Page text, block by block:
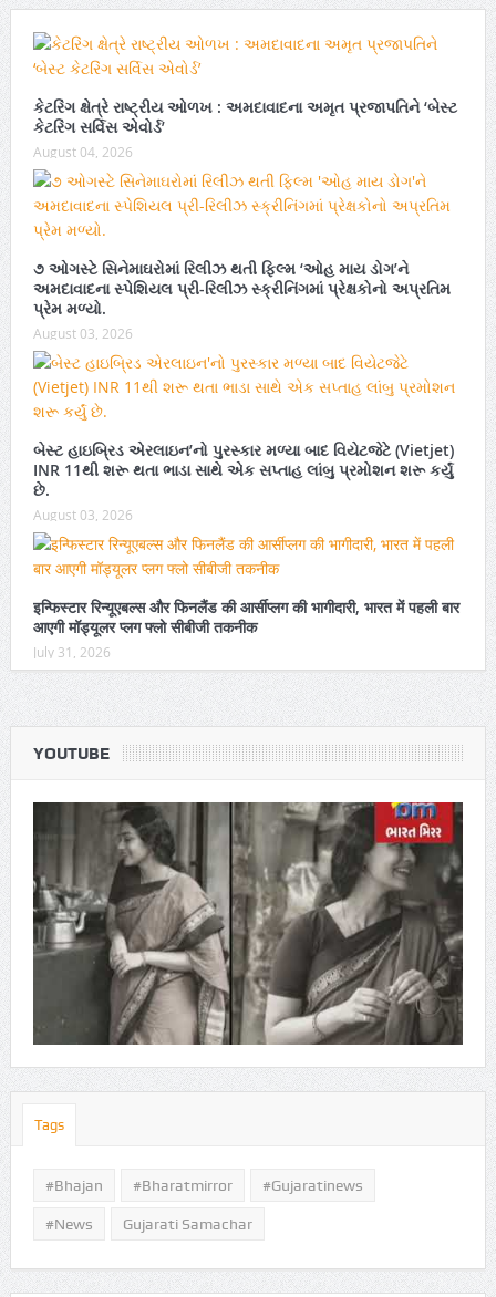
કેટરિંગ ક્ષેત્રે રાષ્ટ્રીય ઓળખ : અમદાવાદના અમૃત પ્રજાપતિને ‘બેસ્ટ
કેટરિંગ સર્વિસ એવોર્ડ’
August 04, 2026
૭ ઓગસ્ટે સિનેમાઘરોમાં રિલીઝ થતી ફિલ્મ ‘ઓહ માય ડોગ’ને
અમદાવાદના સ્પેશિયલ પ્રી-રિલીઝ સ્ક્રીનિંગમાં પ્રેક્ષકોનો અપ્રતિમ
પ્રેમ મળ્યો.
August 03, 2026
બેસ્ટ હાઇબ્રિડ એરલાઇન’નો પુરસ્કાર મળ્યા બાદ વિયેટજેટે (Vietjet)
INR 11થી શરૂ થતા ભાડા સાથે એક સપ્તાહ લાંબુ પ્રમોશન શરૂ કર્યું
છે.
August 03, 2026
इन्फिस्टार रिन्यूएबल्स और फिनलैंड की आर्सीप्लग की भागीदारी, भारत में पहली बार
आएगी मॉड्यूलर प्लग फ्लो सीबीजी तकनीक
July 31, 2026
YOUTUBE
Tags
#Bhajan #bharatmirror #gujaratinews
#news Gujarati Samachar